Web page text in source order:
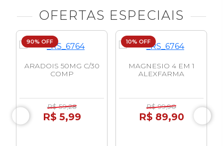
OFERTAS ESPECIAIS
90% OFF
ARADOIS 50MG C/30
COMP
R$ 59,28
R$ 5,99
10% OFF
MAGNESIO 4 EM 1
ALEXFARMA
R$ 99,90
R$ 89,90